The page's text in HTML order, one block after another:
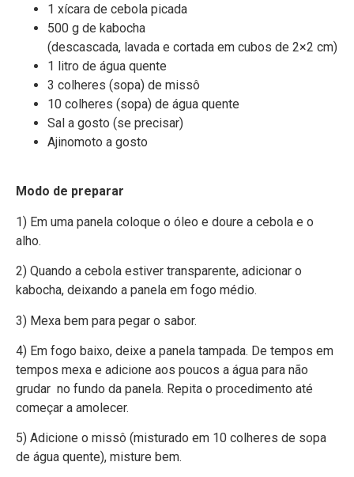
1 xícara de cebola picada
500 g de kabocha
(descascada, lavada e cortada em cubos de 2×2 cm)
1 litro de água quente
3 colheres (sopa) de missô
10 colheres (sopa) de água quente
Sal a gosto (se precisar)
Ajinomoto a gosto
Modo de preparar
1) Em uma panela coloque o óleo e doure a cebola e o
alho.
2) Quando a cebola estiver transparente, adicionar o
kabocha, deixando a panela em fogo médio.
3) Mexa bem para pegar o sabor.
4) Em fogo baixo, deixe a panela tampada. De tempos em
tempos mexa e adicione aos poucos a água para não
grudar no fundo da panela. Repita o procedimento até
começar a amolecer.
5) Adicione o missô (misturado em 10 colheres de sopa
de água quente), misture bem.